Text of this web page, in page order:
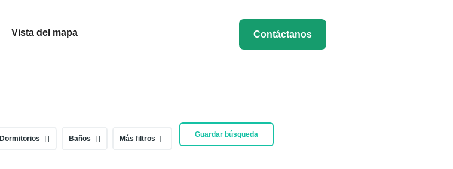
Vista del mapa Contáctanos
Guardar búsqueda
Dormitorios Baños Más filtros